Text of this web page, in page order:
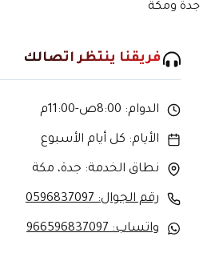
جدة ومكة
فريقنا ينتظر اتصالك
الدوام: 8:00ص-11:00م
الأيام: كل أيام الأسبوع
نطاق الخدمة: جدة، مكة
رقم الجوال: 0596837097
واتساب: 966596837097